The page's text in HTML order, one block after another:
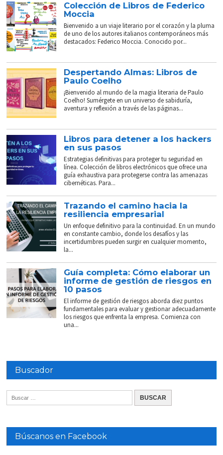
Colección de Libros de Federico
Moccia
Bienvenido a un viaje literario por el corazón y la pluma
de uno de los autores italianos contemporáneos más
destacados: Federico Moccia. Conocido por...
Despertando Almas: Libros de
Paulo Coelho
¡Bienvenido al mundo de la magia literaria de Paulo
Coelho! Sumérgete en un universo de sabiduría,
aventura y reflexión a través de las páginas...
Libros para detener a los hackers
en sus pasos
Estrategias definitivas para proteger tu seguridad en
línea. Colección de libros electrónicos que ofrece una
guía exhaustiva para protegerse contra las amenazas
cibernéticas. Para...
Trazando el camino hacia la
resiliencia empresarial
Un enfoque definitivo para la continuidad. En un mundo
en constante cambio, donde los desafíos y las
incertidumbres pueden surgir en cualquier momento,
la...
Guía completa: Cómo elaborar un
informe de gestión de riesgos en
10 pasos
El informe de gestión de riesgos aborda diez puntos
fundamentales para evaluar y gestionar adecuadamente
los riesgos que enfrenta la empresa. Comienza con
una...
Buscador
Búscanos en Facebook